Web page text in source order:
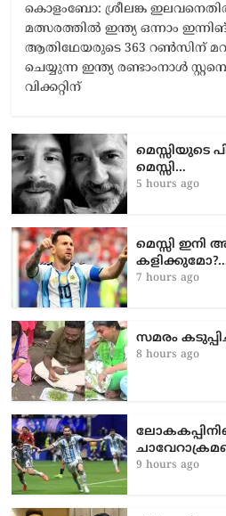
കൊളംബോ: ശ്രീലങ്ക
മത്സരത്തിൽ ഇന്ത്യ ഒന്നാം
ആതിഥേയരുടെ 363 റൺസിന്
ചെയ്യുന്ന ഇന്ത്യ രണ്ടാംനാൾ
വിക്കറ്റിന്
മെസ്സിയുടെ
മെസ്സി…
5 hours ago
മെസ്സി ഇനി
7 hours ago
സമരം
8 hours ago
9 hours ago